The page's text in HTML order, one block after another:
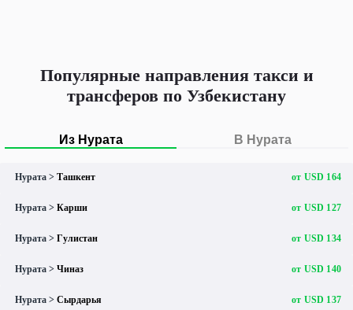
Популярные направления такси и
трансферов по Узбекистану
Из Нурата В Нурата
Нурата > Ташкент от USD 164
Нурата > Карши от USD 127
Нурата > Гулистан от USD 134
Нурата > Чиназ от USD 140
Нурата > Сырдарья от USD 137